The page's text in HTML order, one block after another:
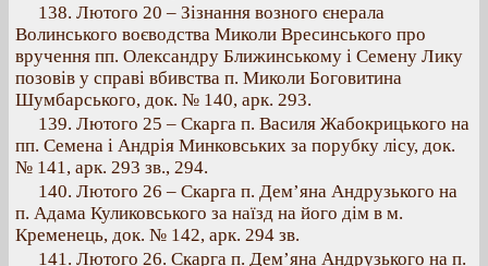
138. Лютого 20 – Зізнання возного єнерала
Волинського воєводства Миколи Вресинського про
вручення пп. Олександру Ближинському і Семену Лику
позовів у справі вбивства п. Миколи Боговитина
Шумбарського, док. № 140, арк. 293.
139. Лютого 25 – Скарга п. Василя Жабокрицького на
пп. Семена і Андрія Минковських за порубку лісу, док.
№ 141, арк. 293 зв., 294.
140. Лютого 26 – Скарга п. Дем’яна Андрузького на
п. Адама Куликовського за наїзд на його дім в м.
Кременець, док. № 142, арк. 294 зв.
141. Лютого 26. Скарга п. Дем’яна Андрузького на п.